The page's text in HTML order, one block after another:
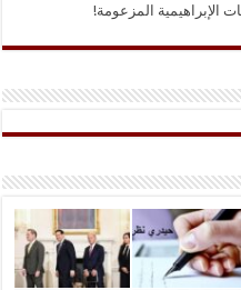
الإبراهيمية المزعومة!